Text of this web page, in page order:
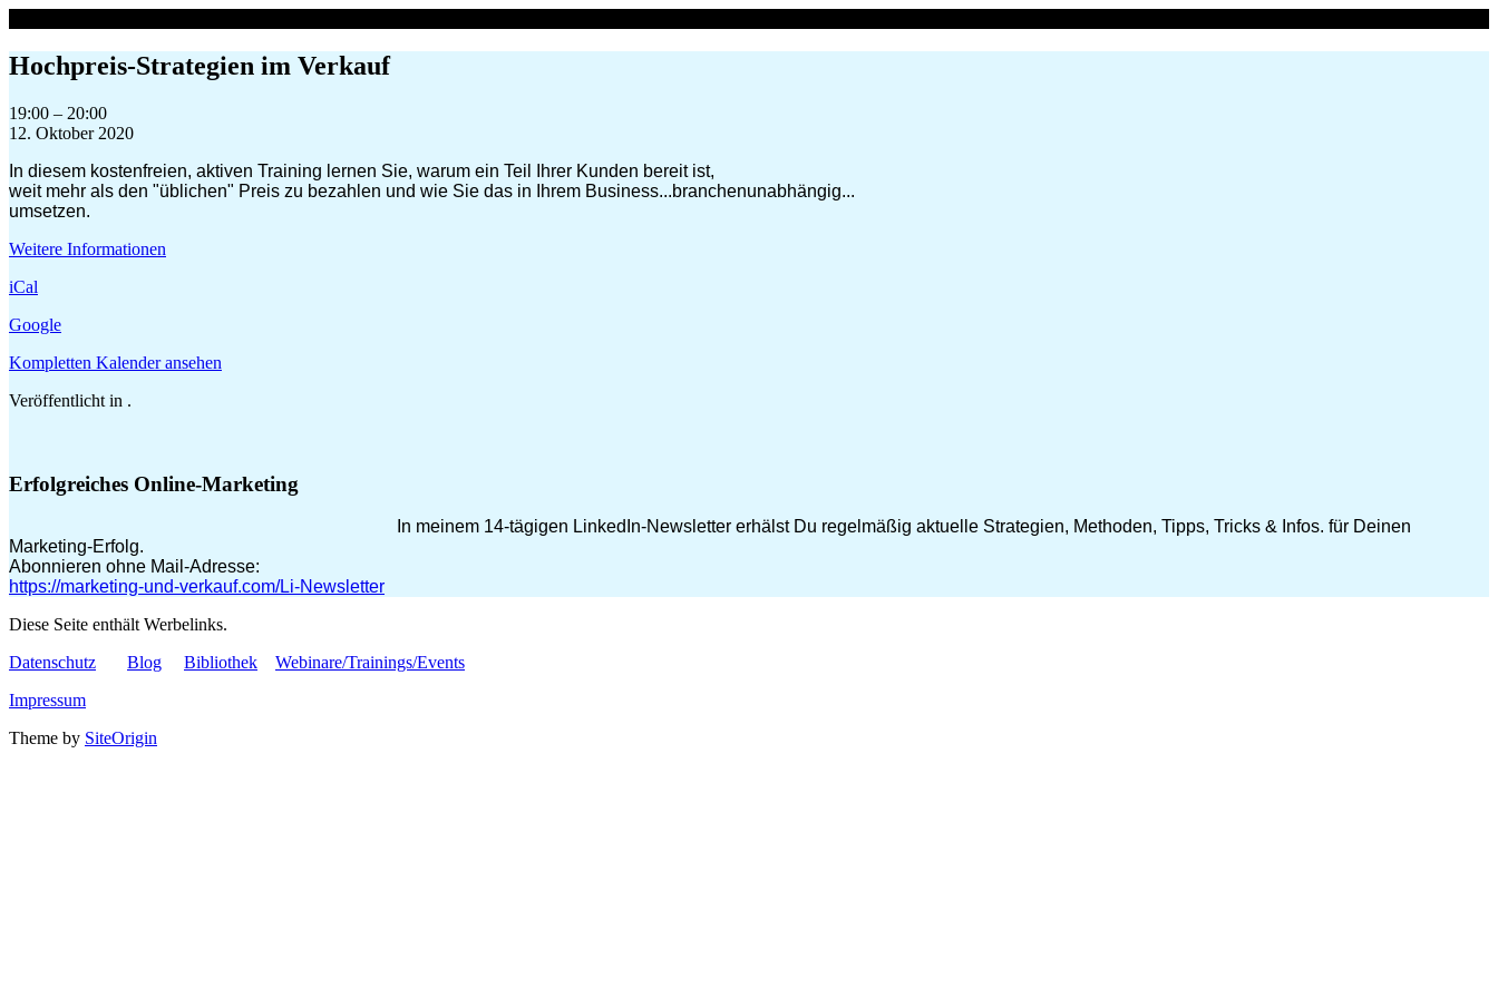
springen
Hochpreis-Strategien im Verkauf
Hochpreis-
Strategien
Verkauf
19:00 – 20:00
12. Oktober 2020
In diesem kostenfreien, aktiven Training lernen Sie, warum ein Teil Ihrer Kunden bereit ist,
weit mehr als den "üblichen" Preis zu bezahlen und wie Sie das in Ihrem Business...branchenunabhängig...
umsetzen.
Weitere Informationen
iCal
Google
Kompletten Kalender ansehen
Veröffentlicht in .
Erfolgreiches Online-Marketing
In meinem 14-tägigen LinkedIn-Newsletter erhälst Du regelmäßig aktuelle Strategien, Methoden, Tipps, Tricks & Infos. für Deinen
Marketing-Erfolg.
Abonnieren ohne Mail-Adresse:
https://marketing-und-verkauf.com/Li-Newsletter
Diese Seite enthält Werbelinks.
Datenschutz
Blog Bibliothek
Webinare/Trainings/Events
Impressum
Theme by SiteOrigin